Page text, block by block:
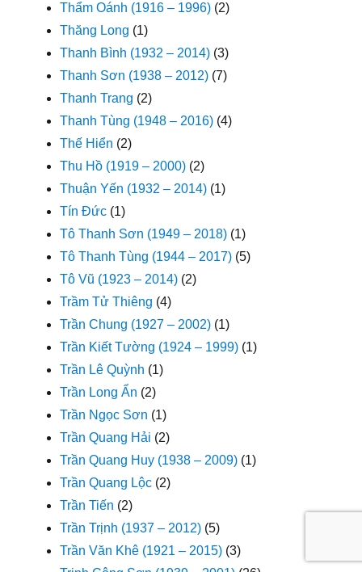
Thẩm Oánh (1916 – 1996) (2)
Thăng Long (1)
Thanh Bình (1932 – 2014) (3)
Thanh Sơn (1938 – 2012) (7)
Thanh Trang (2)
Thanh Tùng (1948 – 2016) (4)
Thế Hiển (2)
Thu Hồ (1919 – 2000) (2)
Thuận Yến (1932 – 2014) (1)
Tín Đức (1)
Tô Thanh Sơn (1949 – 2018) (1)
Tô Thanh Tùng (1944 – 2017) (5)
Tô Vũ (1923 – 2014) (2)
Trầm Tử Thiêng (4)
Trần Chung (1927 – 2002) (1)
Trần Kiết Tường (1924 – 1999) (1)
Trần Lê Quỳnh (1)
Trần Long Ẩn (2)
Trần Ngọc Sơn (1)
Trần Quang Hải (2)
Trần Quang Huy (1938 – 2009) (1)
Trần Quang Lộc (2)
Trần Tiến (2)
Trần Trịnh (1937 – 2012) (5)
Trần Văn Khê (1921 – 2015) (3)